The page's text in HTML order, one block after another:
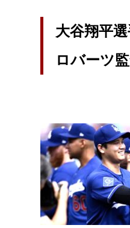
大谷翔平
ロバーツ